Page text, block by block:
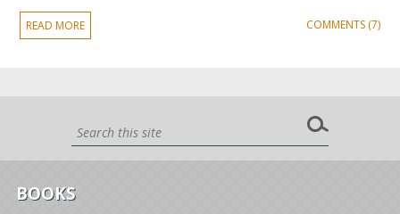
READ MORE COMMENTS (7)
BOOKS